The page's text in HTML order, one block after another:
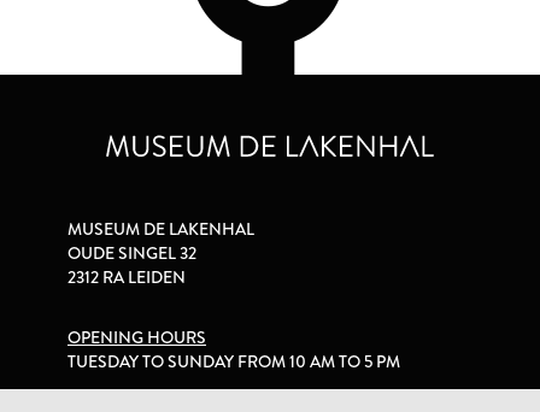
MUSEUM DE LAKENHAL
OUDE SINGEL 32
2312 RA LEIDEN
OPENING HOURS
TUESDAY TO SUNDAY FROM 10 AM TO 5 PM